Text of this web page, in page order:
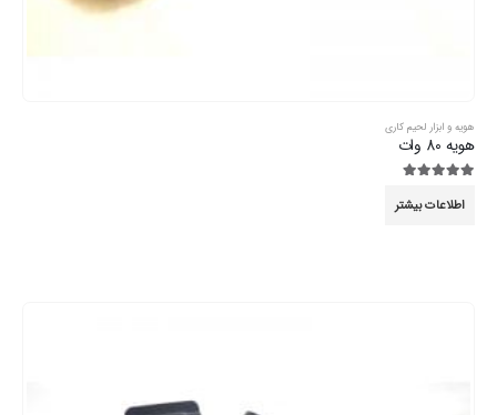
هویه و ابزار لحیم کاری
هویه 80 وات
اطلاعات بیشتر